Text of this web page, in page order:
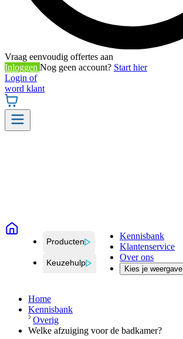
Vraag eenvoudig offertes aan
Inloggen Nog geen account? Start hier
Login of
word klant
Producten
Keuzehulp
Kennisbank
Klantenservice
Over ons
Kies je weergave
Home
Kennisbank
Overig
Welke afzuiging voor de badkamer?